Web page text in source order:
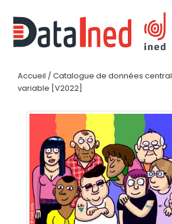
Accueil / Catalogue de données central
variable [V2022]